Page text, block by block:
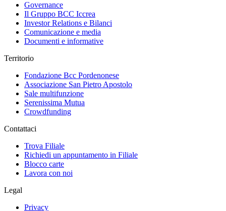
Governance
Il Gruppo BCC Iccrea
Investor Relations e Bilanci
Comunicazione e media
Documenti e informative
Territorio
Fondazione Bcc Pordenonese
Associazione San Pietro Apostolo
Sale multifunzione
Serenissima Mutua
Crowdfunding
Contattaci
Trova Filiale
Richiedi un appuntamento in Filiale
Blocco carte
Lavora con noi
Legal
Privacy